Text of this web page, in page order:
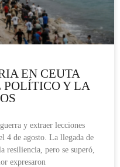
EN CEUTA
POLÍTICO Y LA
y extraer lecciones
4 de agosto. La llegada de
resiliencia, pero se superó,
expresaron